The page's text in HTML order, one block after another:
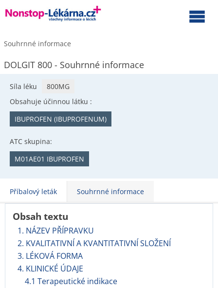
Souhrnné informace
DOLGIT 800 - Souhrnné informace
Síla léku
800MG
Obsahuje účinnou látku :
IBUPROFEN (IBUPROFENUM)
ATC skupina:
M01AE01 IBUPROFEN
Příbalový leták Souhrnné informace
Obsah textu
1. NÁZEV PŘÍPRAVKU
2. KVALITATIVNÍ A KVANTITATIVNÍ SLOŽENÍ
3. LÉKOVÁ FORMA
4. KLINICKÉ ÚDAJE
4.1 Terapeutické indikace